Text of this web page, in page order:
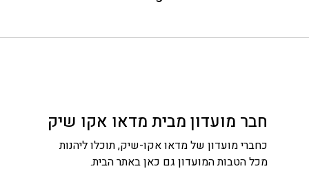
חבר מועדון מבית מדאו אקו שיק
כחברי מועדון של מדאו אקו-שיק, תוכלו ליהנות
מכל הטבות המועדון גם כאן באתר הבית.